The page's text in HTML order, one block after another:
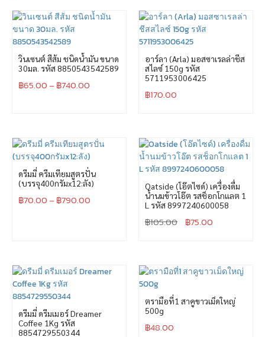
วินเซนต์ สีส้ม ชนิดน้ำมัน ขนาด
30มล. รหัส 8850543542589
฿65.00– ฿740.00
อาร์ลา (Arla) มอสซาเรลล่าชีส
สไลซ์ 150g รหัส
5711953006425
฿170.00
ดรีมมี่ ครีมเทียมสูตรปั่น
(บรรจุ400กรัมx12:ลัง)
฿70.00– ฿790.00
Oatside (โอ๊ตไซด์) เครื่องดื่ม
น้ำนมข้าวโอ๊ต รสช็อกโกแลต 1
L รหัส 8997240600058
฿105.00 ฿75.00
ดรีมมี่ ดรีมเมอร์ Dreamer
Coffee 1Kg รหัส
8854729550344
ตรามือที่1 สาคูขาวเม็ดใหญ่
500g
฿48.00